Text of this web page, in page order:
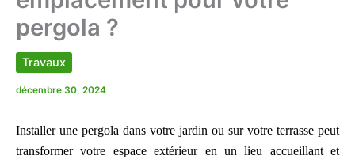
pergola ?
Travaux
décembre 30, 2024
Installer une pergola dans votre jardin ou sur votre terrasse peut
transformer votre espace extérieur en un lieu accueillant et